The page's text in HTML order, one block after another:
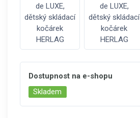
de LUXE,
dětský skládací
kočárek
HERLAG
de LUXE,
dětský skládací
kočárek
HERLAG
Dostupnost na e-shopu
Skladem